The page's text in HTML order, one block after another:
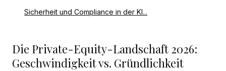
Sicherheit und Compliance in der KI...
Die Private-Equity-Landschaft 2026:
Geschwindigkeit vs. Gründlichkeit